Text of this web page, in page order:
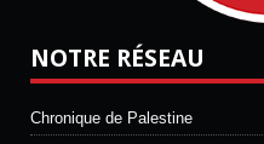
NOTRE RÉSEAU
Chronique de Palestine